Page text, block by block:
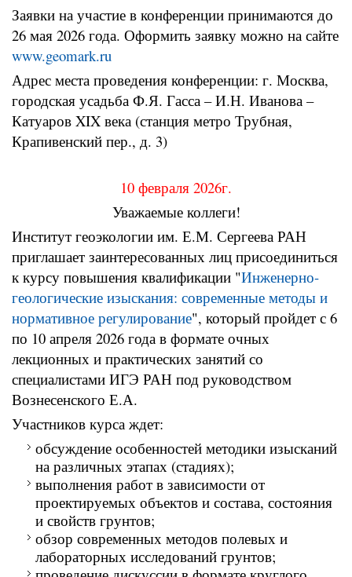
Заявки на участие в конференции принимаются до
26 мая 2026 года. Оформить заявку можно на сайте
www.geomark.ru
Адрес места проведения конференции: г. Москва,
городская усадьба Ф.Я. Гасса – И.Н. Иванова –
Катуаров XIX века (станция метро Трубная,
Крапивенский пер., д. 3)
10 февраля 2026г.
Уважаемые коллеги!
Институт геоэкологии им. Е.М. Сергеева РАН
приглашает заинтересованных лиц присоединиться
к курсу повышения квалификации "Инженерно-
геологические изыскания: современные методы и
нормативное регулирование", который пройдет с 6
по 10 апреля 2026 года в формате очных
лекционных и практических занятий со
специалистами ИГЭ РАН под руководством
Вознесенского Е.А.
Участников курса ждет:
обсуждение особенностей методики изысканий
на различных этапах (стадиях);
выполнения работ в зависимости от
проектируемых объектов и состава, состояния
и свойств грунтов;
обзор современных методов полевых и
лабораторных исследований грунтов;